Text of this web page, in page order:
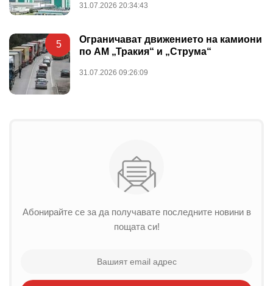
31.07.2026 20:34:43
5
Ограничават движението на камиони
по АМ „Тракия“ и „Струма“
31.07.2026 09:26:09
Абонирайте се за да получавате последните новини в
пощата си!